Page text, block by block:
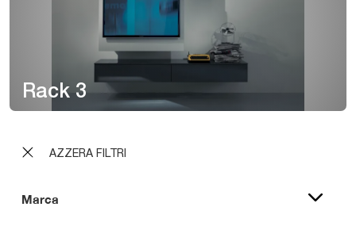
AZZERA FILTRI
Marca
Rack 3